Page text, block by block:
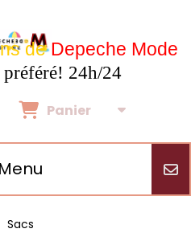
deDepeche Mode
24h/24
Panier
Menu
Sacs